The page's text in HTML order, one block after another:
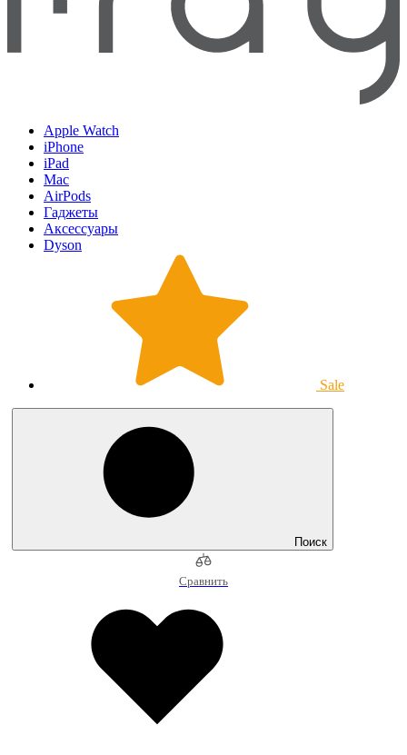
Apple Watch
iPhone
iPad
Mac
AirPods
Гаджеты
Аксессуары
Dyson
Sale
Поиск
Сравнить